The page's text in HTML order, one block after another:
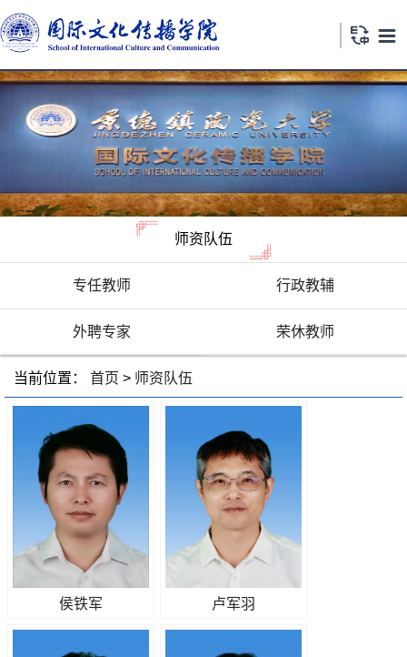
师资队伍
专任教师 行政教辅
外聘专家 荣休教师
当前位置： 首页 > 师资队伍
侯铁军 卢军羽